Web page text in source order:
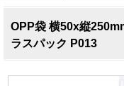
OPP袋 横50x縦
ラスパック P013